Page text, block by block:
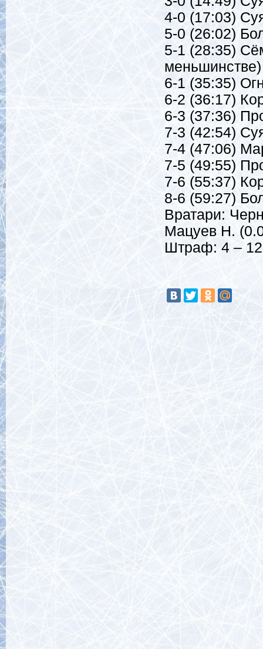
4-0 (17:03)
5-0 (26:02)
5-1 (28:35)
меньшинстве)
6-1 (35:35)
6-2 (36:17)
6-3 (37:36)
7-3 (42:54)
7-4 (47:06)
7-5 (49:55)
7-6 (55:37)
8-6 (59:27)
Вратари:
Мацуев Н.
Штраф: 4 –